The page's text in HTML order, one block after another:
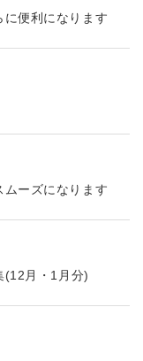
に便利になります
ーズになります
(12月・1月分)